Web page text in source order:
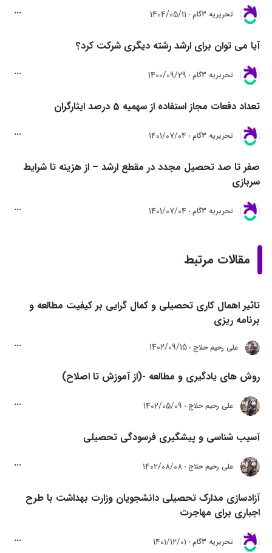
تحريريه 3گام 1404/05/11
آیا می توان برای ارشد رشته دیگری شرکت کرد؟
تحريريه 3گام 1400/09/29
تعداد دفعات مجاز استفاده از سهمیه 5 درصد ایثارگران
تحريريه 3گام 1401/07/04
صفر تا صد تحصیل مجدد در مقطع ارشد – از هزینه تا شرایط
سربازی
تحريريه 3گام 1401/07/04
مقالات مرتبط
تاثیر اهمال کاری تحصیلی و کمال گرایی بر کیفیت مطالعه و
برنامه ریزی
علی رحیم حلاج 1402/09/15
روش های یادگیری و مطالعه -(از آموزش تا اصلاح)
علی رحیم حلاج 1402/05/09
آسیب شناسی و پیشگیری فرسودگی تحصیلی‌
علی رحیم حلاج 1402/08/08
آزادسازی مدارک تحصیلی دانشجویان وزارت بهداشت با طرح
اجباری برای مهاجرت
تحريريه 3گام 1401/12/01